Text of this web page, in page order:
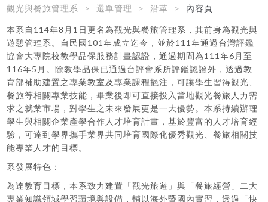
觀光與餐旅管理系 選單管理 沿革 內容頁
本系自114年8月1日更名為觀光與餐旅管理系，其前身為觀光與
遊憩管理系。自民國101年成立迄今，並於111年通過台灣評鑑
協會大專院校教學品保服務計畫認證，通過期間為111年6月至
116年5月。除教學品保已通過台評會系所評鑑認證外，透過教
育部補助建置之專業教室及專業課程挹注，可讓學生習得觀光、
餐旅等相關專業技能，畢業後即可直接投入當地觀光餐旅人力需
求之就業市場，對學生之未來發展更是一大優勢。本系持續辦理
學生與相關企業產學合作人才培育計畫，基於豐富的人才培育經
驗，可達到學界攜手業界共同培育國際化優秀觀光、餐旅相關技
能專業人才的目標。
系發展特色：
為達教育目標，本系致力建置「觀光旅遊」與「餐旅經營」二大
專業知識領域學習環境與設備，輔以海外暨國內實習，透過「快